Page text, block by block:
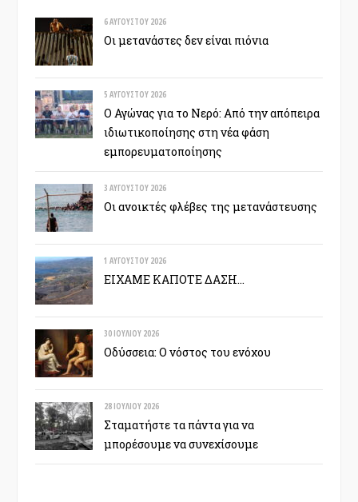
6 ΑΥΓΟΎΣΤΟΥ 2026
Οι μετανάστες δεν είναι πιόνια
5 ΑΥΓΟΎΣΤΟΥ 2026
Ο Αγώνας για το Νερό: Από την απόπειρα
ιδιωτικοποίησης στη νέα φάση
εμπορευματοποίησης
3 ΑΥΓΟΎΣΤΟΥ 2026
Οι ανοικτές φλέβες της μετανάστευσης
1 ΑΥΓΟΎΣΤΟΥ 2026
ΕΙΧΑΜΕ ΚΑΠΟΤΕ ΔΑΣΗ…
30 ΙΟΥΛΊΟΥ 2026
Οδύσσεια: Ο νόστος του ενόχου
28 ΙΟΥΛΊΟΥ 2026
Σταματήστε τα πάντα για να
μπορέσουμε να συνεχίσουμε